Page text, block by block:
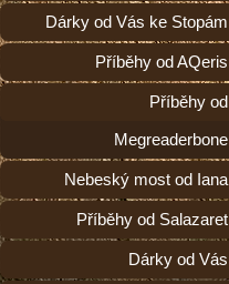
Dárky od Vás ke Stopám
Příběhy od AQeris
Příběhy od
Megreaderbone
Nebeský most od Iana
Příběhy od Salazaret
Dárky od Vás